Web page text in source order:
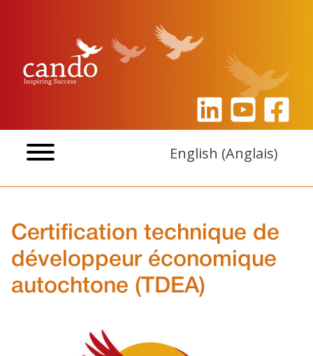
English (Anglais)
Certification technique de
développeur économique
autochtone (TDEA)